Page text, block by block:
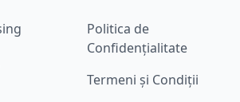
Politica de
Confidențialitate
Termeni și Condiții